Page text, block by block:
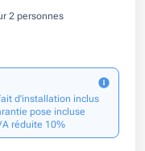
2 personnes
d’installation inclus
pose incluse
réduite 10%